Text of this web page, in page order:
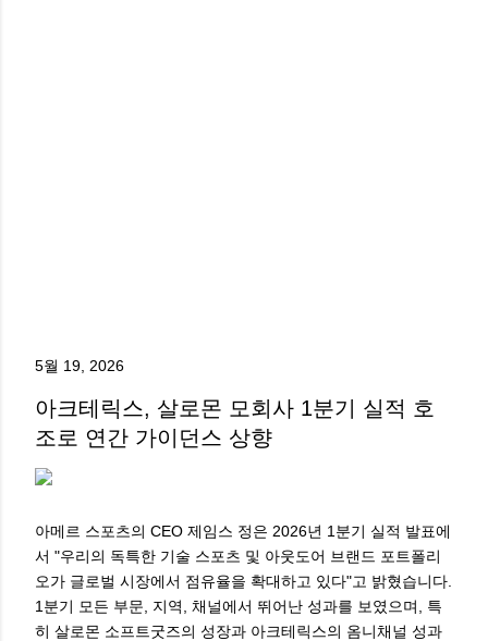
5월 19, 2026
아크테릭스, 살로몬 모회사 1분기 실적 호
조로 연간 가이던스 상향
아메르 스포츠의 CEO 제임스 정은 2026년 1분기 실적 발표에
서 "우리의 독특한 기술 스포츠 및 아웃도어 브랜드 포트폴리
오가 글로벌 시장에서 점유율을 확대하고 있다"고 밝혔습니다.
1분기 모든 부문, 지역, 채널에서 뛰어난 성과를 보였으며, 특
히 살로몬 소프트굿즈의 성장과 아크테릭스의 옴니채널 성과